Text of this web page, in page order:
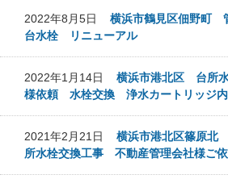
2022年8月5日 横浜市鶴見区佃野町
台水栓 リニューアル
2022年1月14日 横浜市港北区 台所
様依頼 水栓交換 浄水カートリッジ
2021年2月21日 横浜市港北区篠原
所水栓交換工事 不動産管理会社様ご